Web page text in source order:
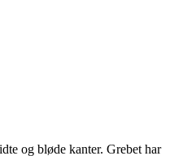
og bløde kanter. Grebet har